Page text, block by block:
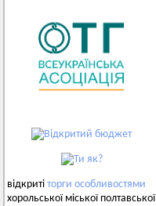
відкриті торги особливостями
хорольської міської полтавської